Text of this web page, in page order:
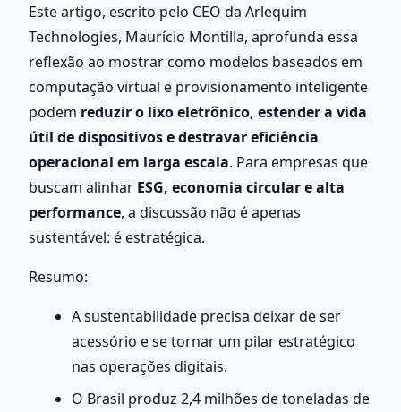
Este artigo, escrito pelo CEO da Arlequim
Technologies, Maurício Montilla, aprofunda essa
reflexão ao mostrar como modelos baseados em
computação virtual e provisionamento inteligente
podem reduzir o lixo eletrônico, estender a vida
útil de dispositivos e destravar eficiência
operacional em larga escala. Para empresas que
buscam alinhar ESG, economia circular e alta
performance, a discussão não é apenas
sustentável: é estratégica.
Resumo:
A sustentabilidade precisa deixar de ser
acessório e se tornar um pilar estratégico
nas operações digitais.
O Brasil produz 2,4 milhões de toneladas de